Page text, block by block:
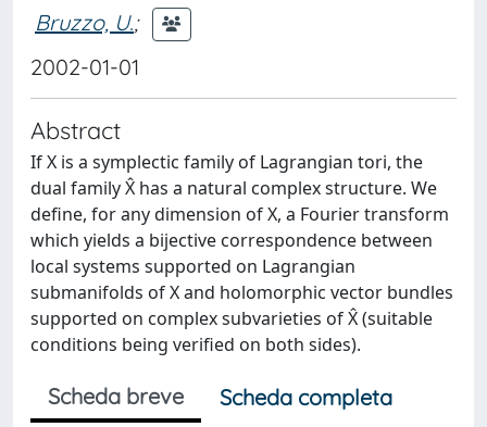
Bruzzo, U.;
2002-01-01
Abstract
If X is a symplectic family of Lagrangian tori, the
dual family X̂ has a natural complex structure. We
define, for any dimension of X, a Fourier transform
which yields a bijective correspondence between
local systems supported on Lagrangian
submanifolds of X and holomorphic vector bundles
supported on complex subvarieties of X̂ (suitable
conditions being verified on both sides).
Scheda breve
Scheda completa